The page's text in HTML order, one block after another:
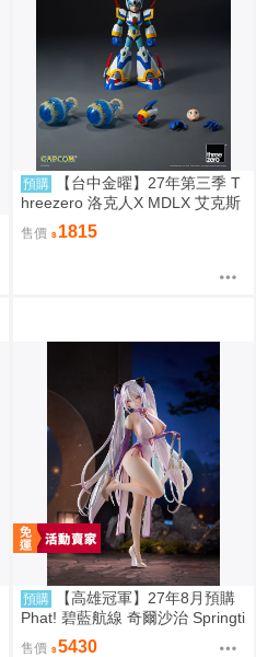
預購
【台中金曜】27年第三季 T
hreezero 洛克人X MDLX 艾克斯
（武力裝甲） 一般版 0907
售價 1815
預購
【高雄冠軍】27年8月預購
Phat! 碧藍航線 奇爾沙治 Springti
me Data 1/6 免訂金0928
售價 5430